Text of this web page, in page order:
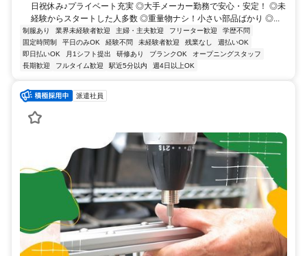
日祝休み♪プライベート充実 ◎大手メーカー勤務で安心・安定！ ◎未
経験からスタートした人多数 ◎重量物ナシ！小さい部品ばかり ◎...
制服あり 業界未経験者歓迎 主婦・主夫歓迎 フリーター歓迎
学歴不問
固定時間制
平日のみOK 経験不問 未経験者歓迎 残業なし
週払いOK
即日払いOK
月1シフト提出 研修あり ブランクOK
オープニングスタッフ
長期歓迎
フルタイム歓迎 駅近5分以内 週4日以上OK
派遣社員